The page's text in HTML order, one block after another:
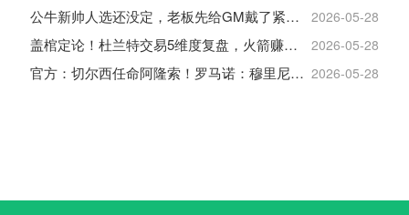
公牛新帅人选还没定，老板先给GM戴了紧箍咒 2026-05-28
盖棺定论！杜兰特交易5维度复盘，火箭赚大了，太阳只赢在未来 2026-05-28
官方：切尔西任命阿隆索！罗马诺：穆里尼奥对重返皇马感到激动！ 2026-05-28